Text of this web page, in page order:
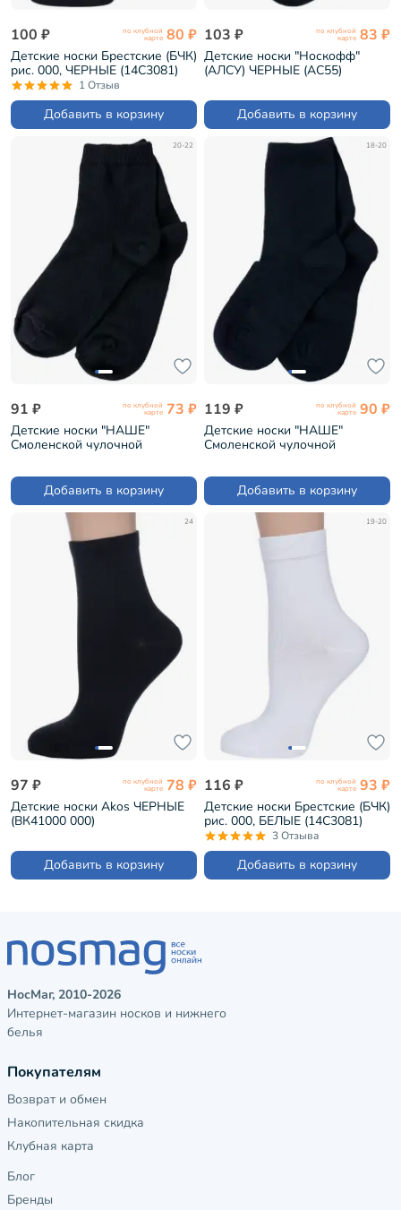
100 ₽ по клубной
карте 80 ₽
Детские носки Брестские (БЧК)
рис. 000, ЧЕРНЫЕ (14С3081)
1 Отзыв
Добавить в корзину
103 ₽ по клубной
карте 83 ₽
Детские носки "Носкофф"
(АЛСУ) ЧЕРНЫЕ (АС55)
Добавить в корзину
20-22
91 ₽ по клубной
карте 73 ₽
Детские носки "НАШЕ"
Смоленской чулочной
(222С4)
Добавить в корзину
18-20
119 ₽ по клубной
карте 90 ₽
Детские носки "НАШЕ"
Смоленской чулочной
(222С50)
Добавить в корзину
24
97 ₽ по клубной
карте 78 ₽
Детские носки Akos ЧЕРНЫЕ
(ВК41000 000)
Добавить в корзину
19-20
116 ₽ по клубной
карте 93 ₽
Детские носки Брестские (БЧК)
рис. 000, БЕЛЫЕ (14С3081)
3 Отзыва
Добавить в корзину
НосМаг, 2010-2026
Интернет-магазин носков и нижнего
белья
Покупателям
Возврат и обмен
Накопительная скидка
Клубная карта
Блог
Бренды